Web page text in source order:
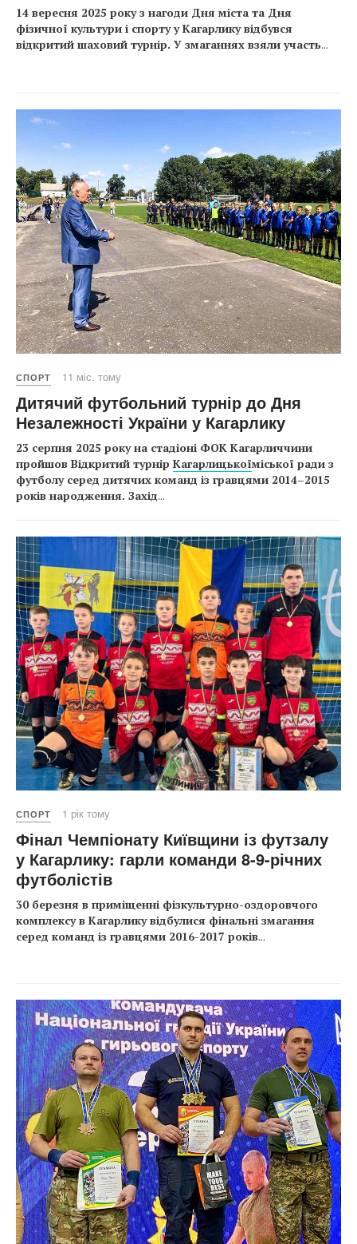
14 вересня 2025 року з нагоди Дня міста та Дня
фізичної культури і спорту у Кагарлику відбувся
відкритий шаховий турнір. У змаганнях взяли участь...
СПОРТ 11 міс. тому
Дитячий футбольний турнір до Дня
Незалежності України у Кагарлику
23 серпня 2025 року на стадіоні ФОК Кагарличчини
пройшов Відкритий турнір Кагарлицькоїміської ради з
футболу серед дитячих команд із гравцями 2014–2015
років народження. Захід...
СПОРТ 1 рік тому
Фінал Чемпіонату Київщини із футзалу
у Кагарлику: гарли команди 8-9-річних
футболістів
30 березня в приміщенні фізкультурно-оздоровчого
комплексу в Кагарлику відбулися фінальні змагання
серед команд із гравцями 2016-2017 років...